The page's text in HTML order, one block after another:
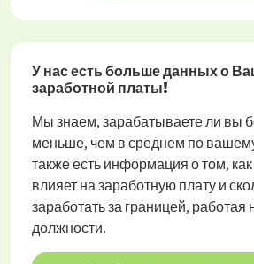
У нас есть больше данных о
заработной платы!
Мы знаем, зарабатываете ли вы
меньше, чем в среднем по
также есть информация о том,
влияет на заработную плату и
заработать за границей, работая
должности.